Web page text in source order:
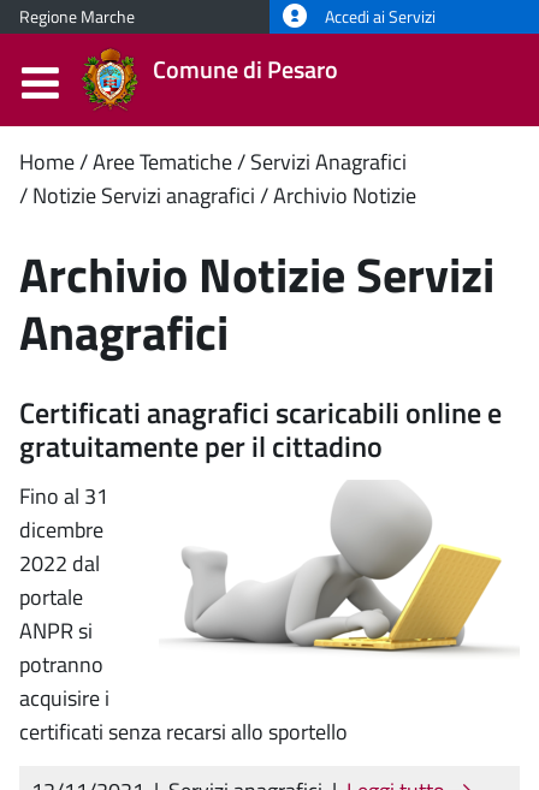
Regione Marche Accedi ai Servizi
Comune di Pesaro
Contenuto
principale
Home Aree Tematiche Servizi Anagrafici
Notizie Servizi anagrafici Archivio Notizie
Archivio Notizie Servizi
Anagrafici
Certificati anagrafici scaricabili online e
gratuitamente per il cittadino
Fino al 31
dicembre
2022 dal
portale
ANPR si
potranno
acquisire i
certificati senza recarsi allo sportello